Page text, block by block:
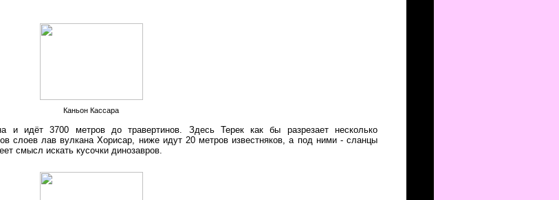
Каньон Кассара
и идёт 3700 метров до травертинов. Здесь Терек как бы разрезает несколько
слоев лав вулкана Хорисар, ниже идут 20 метров известняков, а под ними - сланцы
смысл искать кусочки динозавров.